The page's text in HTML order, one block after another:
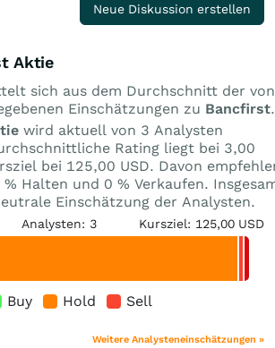
Neue Diskussion erstellen
Aktie
sich aus dem Durchschnitt der von
Einschätzungen zu Bancfirst.
wird aktuell von 3 Analysten
Rating liegt bei 3,00
bei 125,00 USD. Davon
Halten und 0 % Verkaufen.
Einschätzung der Analysten.
Analysten: 3 Kursziel: 125,00 USD
Buy Hold
Sell
Weitere Analysteneinschätzungen »